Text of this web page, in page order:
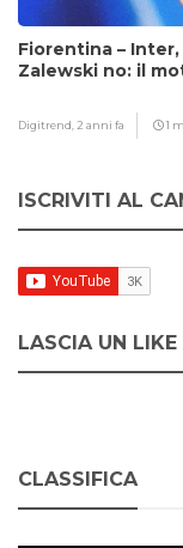
Fiorentina –
Zalewski no: il
Digitrend, 2 anni fa 1
ISCRIVITI AL
LASCIA UN
CLASSIFICA